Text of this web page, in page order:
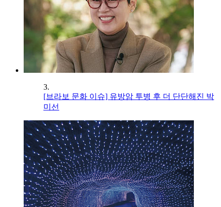
3.
[브라보 문화 이슈] 유방암 투병 후 더 단단해진 박
미선